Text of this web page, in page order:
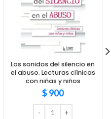
Los sonidos del silencio en
el abuso. Lecturas clínicas
con niñas y niños
$ 900